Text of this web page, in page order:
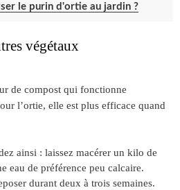
le purin d'ortie au jardin ?
végétaux
de compost qui fonctionne
l’ortie, elle est plus efficace quand
ainsi : laissez macérer un kilo de
eau de préférence peu calcaire.
durant deux à trois semaines.